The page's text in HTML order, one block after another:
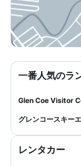
一番人気のラ
Glen Coe Visitor
グレンコースキー
レンタカー